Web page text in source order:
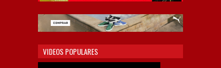
VIDEOS POPULARES